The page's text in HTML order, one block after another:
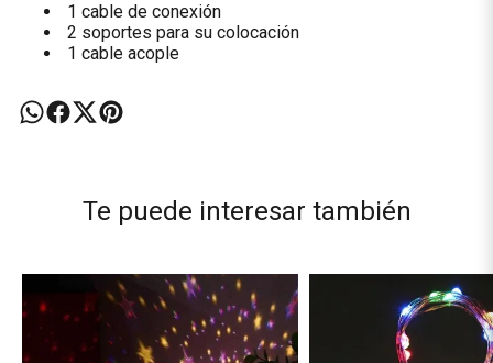
1 cable de conexión
2 soportes para su colocación
1 cable acople
Te puede interesar también